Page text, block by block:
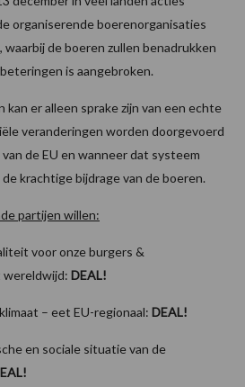
organiserende boerenorganisaties
waarbij de boeren zullen benadrukken
is aangebroken.
kan er alleen sprake zijn van een echte
veranderingen worden doorgevoerd
de EU en wanneer dat systeem
krachtige bijdrage van de boeren.
partijen willen:
voor onze burgers &
DEAL!
– eet EU-regionaal: DEAL!
en sociale situatie van de